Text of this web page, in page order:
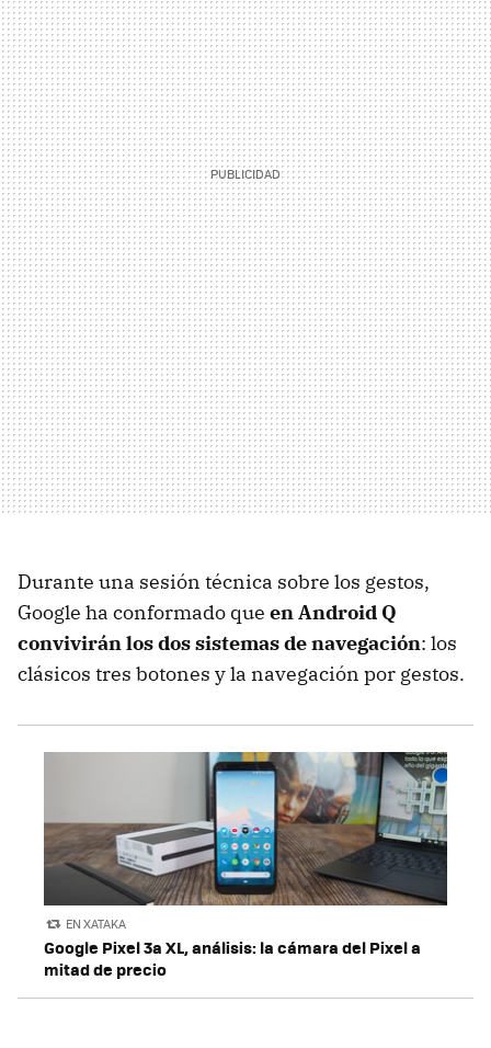
Durante una sesión técnica sobre los gestos,
Google ha conformado que en Android Q
convivirán los dos sistemas de navegación: los
clásicos tres botones y la navegación por gestos.
EN XATAKA
Google Pixel 3a XL, análisis: la cámara del Pixel a
mitad de precio